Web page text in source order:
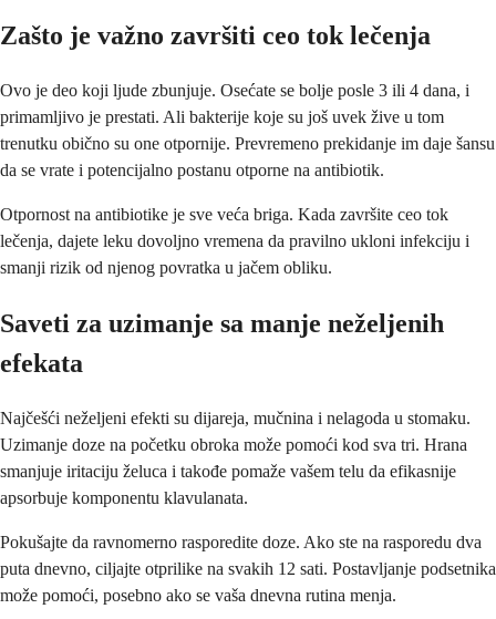
Zašto je važno završiti ceo tok lečenja
Ovo je deo koji ljude zbunjuje. Osećate se bolje posle 3 ili 4 dana, i
primamljivo je prestati. Ali bakterije koje su još uvek žive u tom
trenutku obično su one otpornije. Prevremeno prekidanje im daje šansu
da se vrate i potencijalno postanu otporne na antibiotik.
Otpornost na antibiotike je sve veća briga. Kada završite ceo tok
lečenja, dajete leku dovoljno vremena da pravilno ukloni infekciju i
smanji rizik od njenog povratka u jačem obliku.
Saveti za uzimanje sa manje neželjenih
efekata
Najčešći neželjeni efekti su dijareja, mučnina i nelagoda u stomaku.
Uzimanje doze na početku obroka može pomoći kod sva tri. Hrana
smanjuje iritaciju želuca i takođe pomaže vašem telu da efikasnije
apsorbuje komponentu klavulanata.
Pokušajte da ravnomerno rasporedite doze. Ako ste na rasporedu dva
puta dnevno, ciljajte otprilike na svakih 12 sati. Postavljanje podsetnika
može pomoći, posebno ako se vaša dnevna rutina menja.